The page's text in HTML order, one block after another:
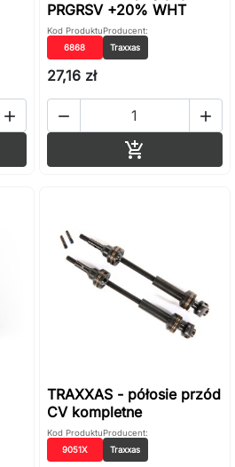

PRGRSV +20% WHT
Kod Produktu
6868
Producent:
Traxxas
27,16 zł
 

TRAXXAS - półosie przód
CV kompletne
Kod Produktu
9051X
Producent:
Traxxas